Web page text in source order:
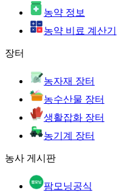
농약 정보
농약 비료 계산기
장터
농자재 장터
농수산물 장터
생활잡화 장터
농기계 장터
농사 게시판
팜모닝공식